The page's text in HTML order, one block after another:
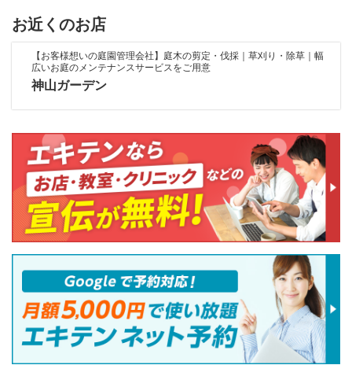
お近くのお店
【お客様想いの庭園管理会社】庭木の剪定・伐採｜草刈り・除草｜幅
広いお庭のメンテナンスサービスをご用意
神山ガーデン